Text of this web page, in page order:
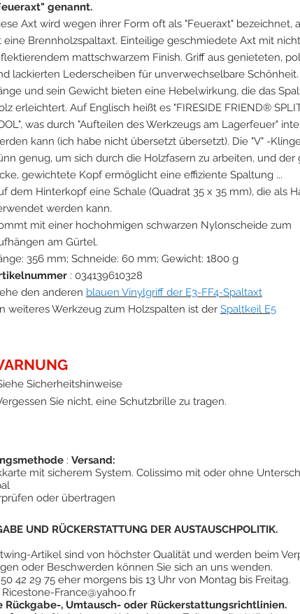
genannt.
Axt wird wegen ihrer Form oft als "Feueraxt" bezeichnet,
eine Brennholzspaltaxt. Einteilige geschmiedete Axt mit
mattschwarzem Finish. Griff aus genieteten,
lackierten Lederscheiben für unverwechselbare
und sein Gewicht bieten eine Hebelwirkung, die das
erleichtert. Auf Englisch heißt es "FIRESIDE FRIEND®
was durch "Aufteilen des Werkzeugs am Lagerfeuer"
kann (ich habe nicht übersetzt übersetzt). Die "V" -
genug, um sich durch die Holzfasern zu arbeiten, und der
gewichtete Kopf ermöglicht eine effiziente Spaltung ...
dem Hinterkopf eine Schale (Quadrat 35 x 35 mm), die als
werden kann.
mit einer hochohmigen schwarzen Nylonscheide zum
am Gürtel.
356 mm; Schneide: 60 mm; Gewicht: 1800 g
: 034139610328
den anderen blauen Vinylgriff der E3-FF4-Spaltaxt
weiteres Werkzeug zum Holzspalten ist der Spaltkeil E5
Sicherheitshinweise
Sie nicht, eine Schutzbrille zu tragen.
: Versand:
mit sicherem System. Colissimo mit oder ohne
oder übertragen
UND RÜCKERSTATTUNG DER AUSTAUSCHPOLITIK.
Artikel sind von höchster Qualität und werden beim
oder Beschwerden können Sie sich an uns wenden.
42 29 75 eher morgens bis 13 Uhr von Montag bis Freitag.
Ricestone-France@yahoo.fr
Rückgabe-, Umtausch- oder Rückerstattungsrichtlinien.